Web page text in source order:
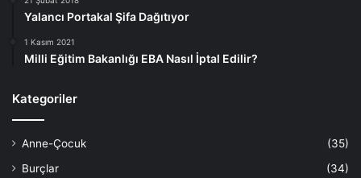
Yalancı Portakal Şifa Dağıtıyor
1 Kasım 2021
Milli Eğitim Bakanlığı EBA Nasıl İptal Edilir?
Kategoriler
Anne-Çocuk
(35)
Burçlar
(34)